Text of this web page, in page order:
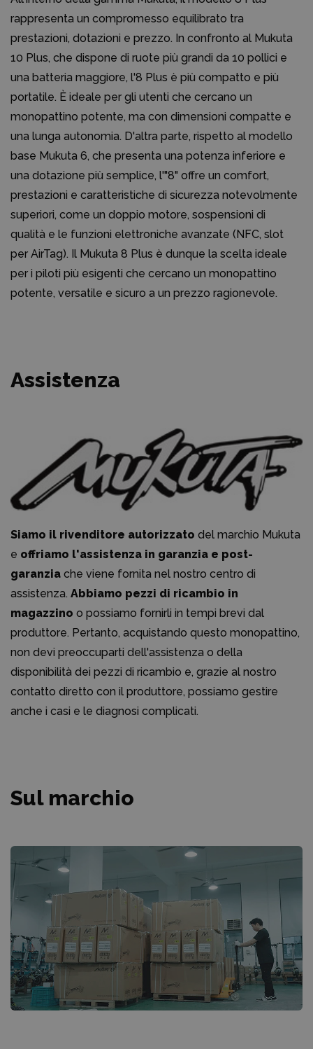
rappresenta un compromesso equilibrato tra
prestazioni, dotazioni e prezzo. In confronto al Mukuta
10 Plus, che dispone di ruote più grandi da 10 pollici e
una batteria maggiore, l'8 Plus è più compatto e più
portatile. È ideale per gli utenti che cercano un
monopattino potente, ma con dimensioni compatte e
una lunga autonomia. D'altra parte, rispetto al modello
base Mukuta 6, che presenta una potenza inferiore e
una dotazione più semplice, l'"8" offre un comfort,
prestazioni e caratteristiche di sicurezza notevolmente
superiori, come un doppio motore, sospensioni di
qualità e le funzioni elettroniche avanzate (NFC, slot
per AirTag). Il Mukuta 8 Plus è dunque la scelta ideale
per i piloti più esigenti che cercano un monopattino
potente, versatile e sicuro a un prezzo ragionevole.
Assistenza
Siamo il rivenditore autorizzato del marchio Mukuta
e offriamo l'assistenza in garanzia e post-
garanzia che viene fornita nel nostro centro di
assistenza. Abbiamo pezzi di ricambio in
magazzino o possiamo fornirli in tempi brevi dal
produttore. Pertanto, acquistando questo monopattino,
non devi preoccuparti dell'assistenza o della
disponibilità dei pezzi di ricambio e, grazie al nostro
contatto diretto con il produttore, possiamo gestire
anche i casi e le diagnosi complicati.
Sul marchio